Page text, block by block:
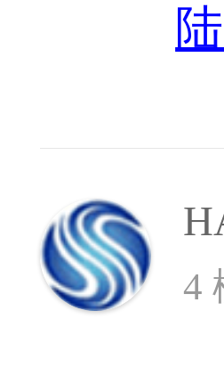
陆
4